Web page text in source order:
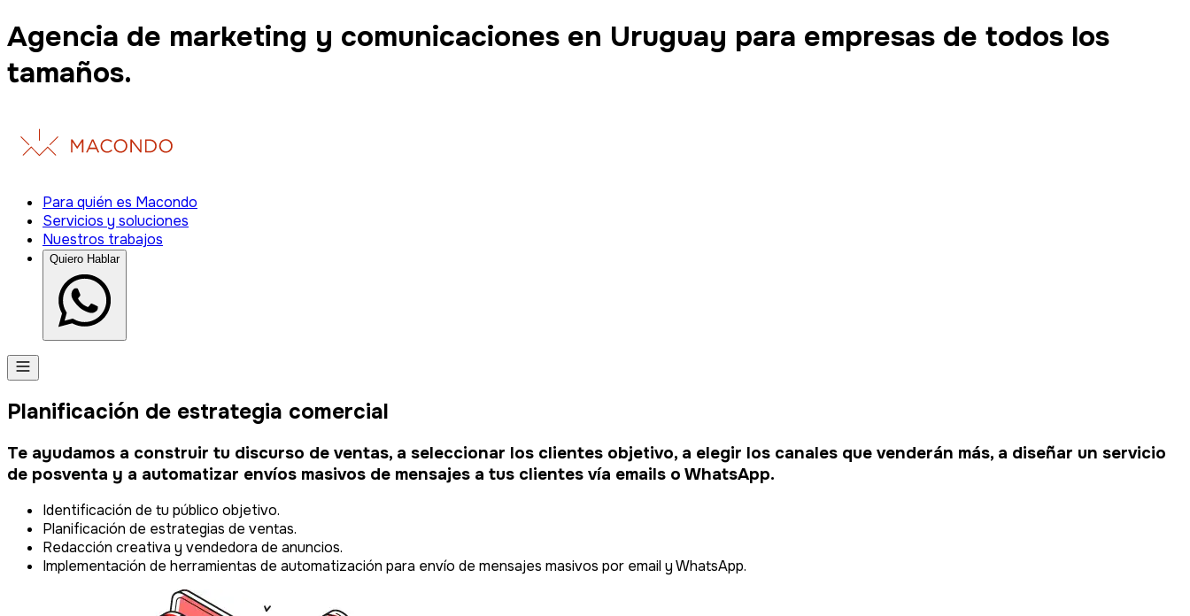
Agencia de marketing y comunicaciones en Uruguay para empresas de todos los
tamaños.
Para quién es Macondo
Servicios y soluciones
Nuestros trabajos
Quiero Hablar
Planificación de estrategia comercial
Te ayudamos a construir tu discurso de ventas, a seleccionar los clientes objetivo, a elegir los canales que venderán más, a diseñar un servicio
de posventa y a automatizar envíos masivos de mensajes a tus clientes vía emails o WhatsApp.
Identificación de tu público objetivo.
Planificación de estrategias de ventas.
Redacción creativa y vendedora de anuncios.
Implementación de herramientas de automatización para envío de mensajes masivos por email y WhatsApp.